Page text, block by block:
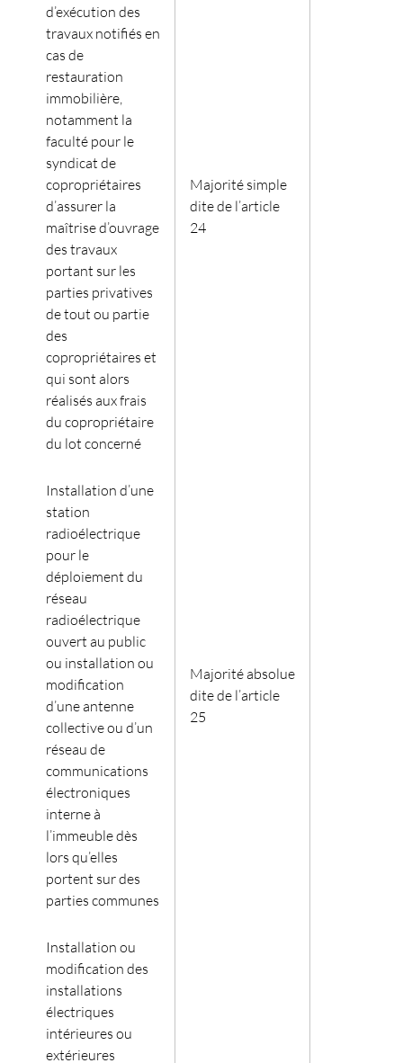
d’exécution des
travaux notifiés en
cas de
restauration
immobilière,
notamment la
faculté pour le
syndicat de
copropriétaires
d’assurer la
maîtrise d’ouvrage
des travaux
portant sur les
parties privatives
de tout ou partie
des
copropriétaires et
qui sont alors
réalisés aux frais
du copropriétaire
du lot concerné
Majorité simple
dite de l’article
24
Installation d’une
station
radioélectrique
pour le
déploiement du
réseau
radioélectrique
ouvert au public
ou installation ou
modification
d’une antenne
collective ou d’un
réseau de
communications
électroniques
interne à
l’immeuble dès
lors qu’elles
portent sur des
parties communes
Majorité absolue
dite de l’article
25
Installation ou
modification des
installations
électriques
intérieures ou
extérieures